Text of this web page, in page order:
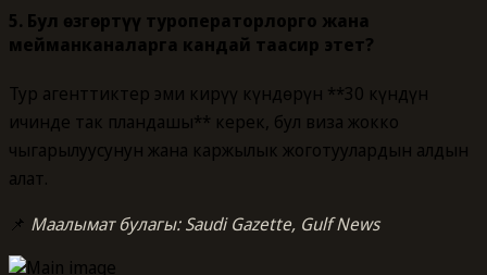
5. Бул өзгөртүү туроператорлорго жана
мейманканаларга кандай таасир этет?
Тур агенттиктер эми кирүү күндөрүн **30 күндүн
ичинде так пландашы** керек, бул виза жокко
чыгарылуусунун жана каржылык жоготуулардын алдын
алат.
📌 Маалымат булагы: Saudi Gazette, Gulf News